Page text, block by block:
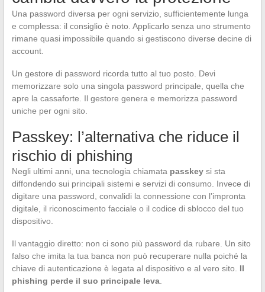
Una password diversa per ogni servizio, sufficientemente lunga
e complessa: il consiglio è noto. Applicarlo senza uno strumento
rimane quasi impossibile quando si gestiscono diverse decine di
account.
Un gestore di password ricorda tutto al tuo posto. Devi
memorizzare solo una singola password principale, quella che
apre la cassaforte. Il gestore genera e memorizza password
uniche per ogni sito.
Passkey: l’alternativa che riduce il
rischio di phishing
Negli ultimi anni, una tecnologia chiamata passkeysi sta
diffondendo sui principali sistemi e servizi di consumo. Invece di
digitare una password, convalidi la connessione con l’impronta
digitale, il riconoscimento facciale o il codice di sblocco del tuo
dispositivo.
Il vantaggio diretto: non ci sono più password da rubare. Un sito
falso che imita la tua banca non può recuperare nulla poiché la
chiave di autenticazione è legata al dispositivo e al vero sito. Il
phishing perde il suo principale leva.